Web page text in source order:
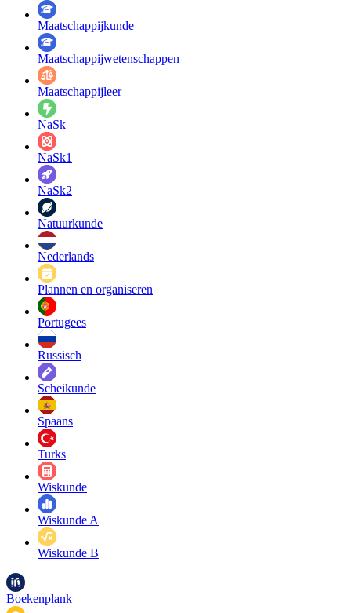
Maatschappij­kunde
Maatschappij­wetenschappen
Maatschappijleer
NaSk
NaSk1
NaSk2
Natuurkunde
Nederlands
Plannen en organiseren
Portugees
Russisch
Scheikunde
Spaans
Turks
Wiskunde
Wiskunde A
Wiskunde B
Boekenplank